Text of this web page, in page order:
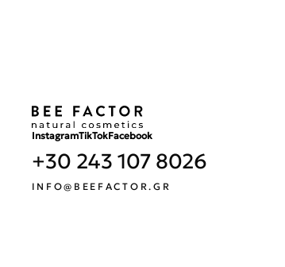
InstagramTikTokFacebook
+30 243 107 8026
INFO@BEEFACTOR.GR